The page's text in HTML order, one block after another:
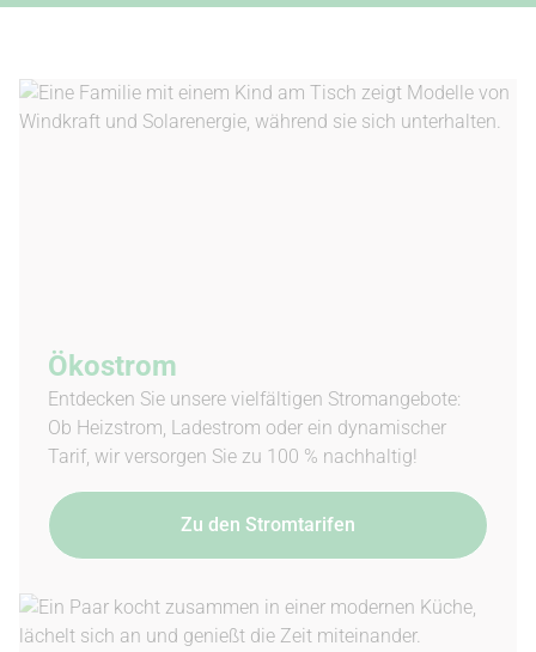
Ökostrom
Entdecken Sie unsere vielfältigen Stromangebote:
Ob Heizstrom, Ladestrom oder ein dynamischer
Tarif, wir versorgen Sie zu 100 % nachhaltig!
Zu den Stromtarifen